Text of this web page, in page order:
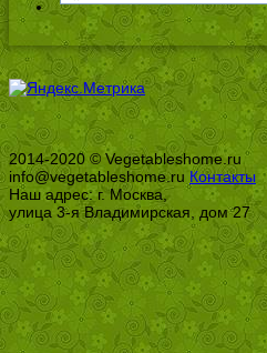
2014-2020 © Vegetableshome.ru
info@vegetableshome.ru Контакты
Наш адрес: г. Москва,
улица 3-я Владимирская, дом 27